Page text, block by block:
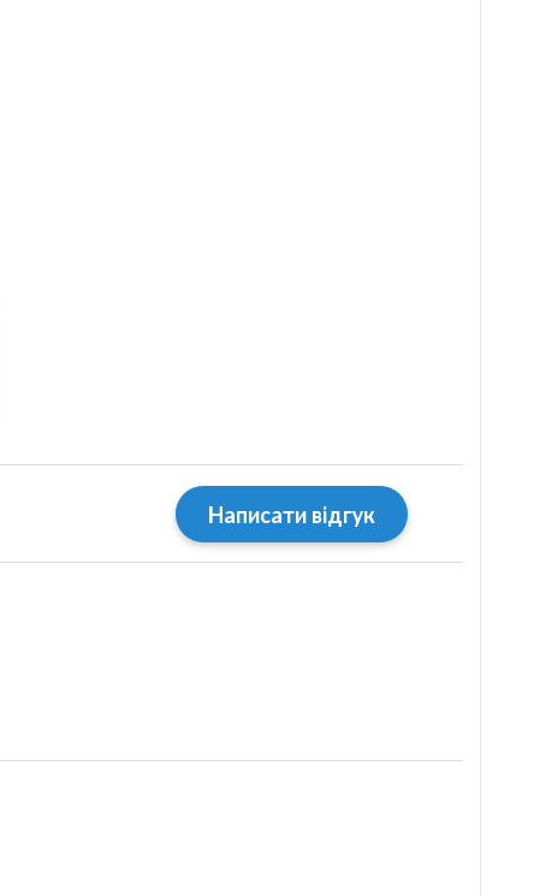
Написати відгук